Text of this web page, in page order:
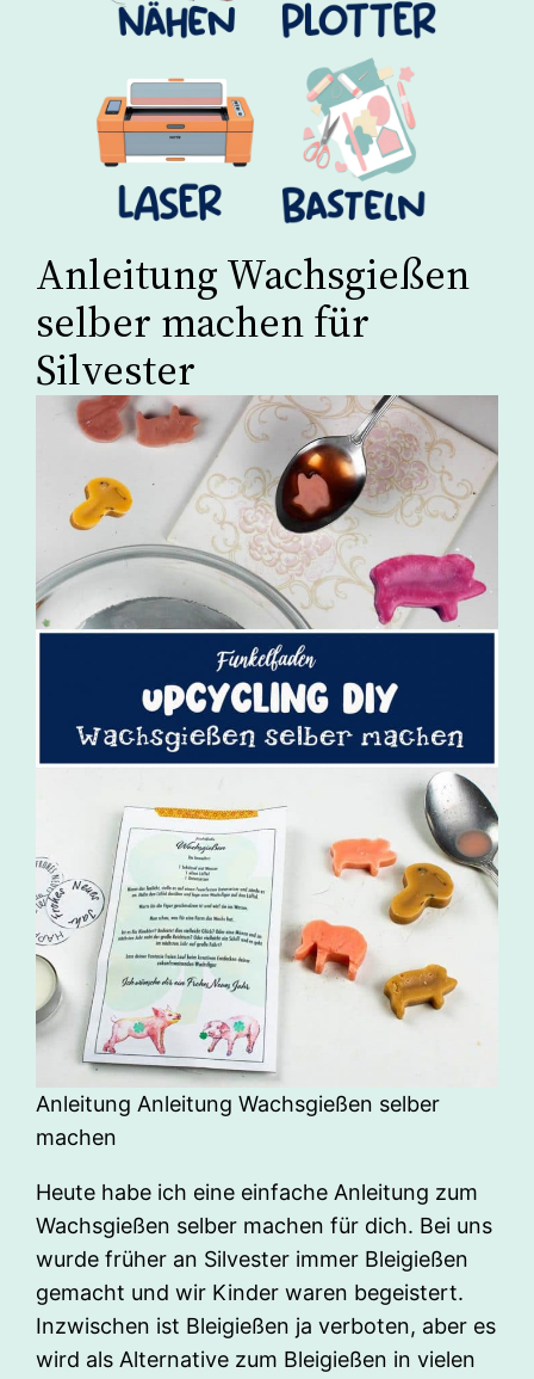
Anleitung Wachsgießen
selber machen für
Silvester
Anleitung Anleitung Wachsgießen selber
machen
Heute habe ich eine einfache Anleitung zum
Wachsgießen selber machen für dich. Bei uns
wurde früher an Silvester immer Bleigießen
gemacht und wir Kinder waren begeistert.
Inzwischen ist Bleigießen ja verboten, aber es
wird als Alternative zum Bleigießen in vielen